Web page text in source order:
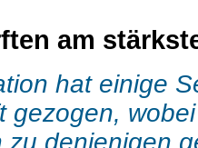
am
hat einige
gezogen,
zu denjenigen